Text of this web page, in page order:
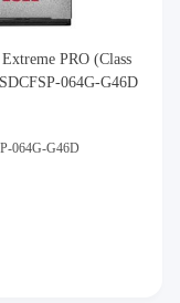
PRO (Class
064G-G46D
064G-G46D